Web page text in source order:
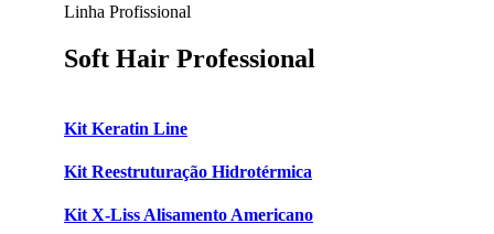
Linha Profissional
Soft Hair Professional
Kit Keratin Line
Kit Reestruturação Hidrotérmica
Kit X-Liss Alisamento Americano